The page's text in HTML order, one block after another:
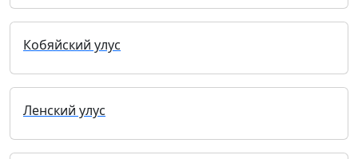
Кобяйский улус
Ленский улус